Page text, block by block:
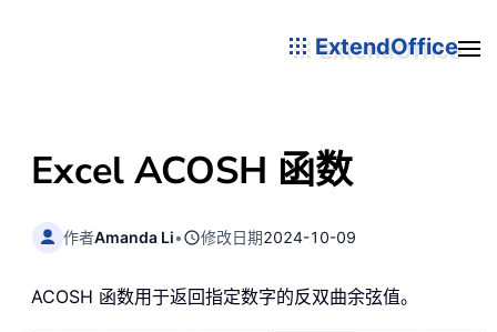
ExtendOffice
Excel ACOSH 函数
作者Amanda Li• 修改日期2024-10-09
ACOSH 函数用于返回指定数字的反双曲余弦值。